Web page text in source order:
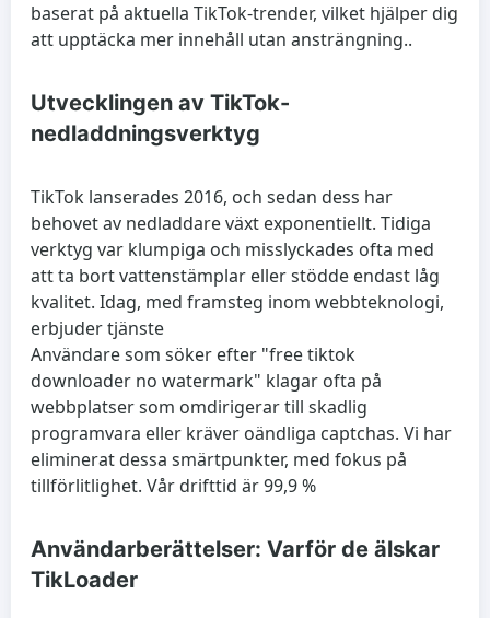
baserat på aktuella TikTok-trender, vilket hjälper dig
att upptäcka mer innehåll utan ansträngning..
Utvecklingen av TikTok-
nedladdningsverktyg
TikTok lanserades 2016, och sedan dess har
behovet av nedladdare växt exponentiellt. Tidiga
verktyg var klumpiga och misslyckades ofta med
att ta bort vattenstämplar eller stödde endast låg
kvalitet. Idag, med framsteg inom webbteknologi,
erbjuder tjänste
Användare som söker efter "free tiktok
downloader no watermark" klagar ofta på
webbplatser som omdirigerar till skadlig
programvara eller kräver oändliga captchas. Vi har
eliminerat dessa smärtpunkter, med fokus på
tillförlitlighet. Vår drifttid är 99,9 %
Användarberättelser: Varför de älskar
TikLoader